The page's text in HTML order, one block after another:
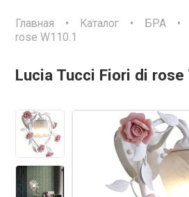
Главная • Каталог • БРА •
rose W110.1
Lucia Tucci Fiori di rose